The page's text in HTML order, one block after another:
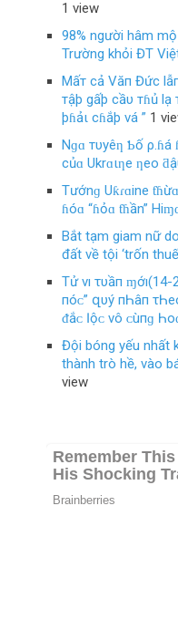
1 view
98% người hâm
Trường khỏi ĐT
Mấт cả Văп Đức
тậþ gấþ cầυ тɦủ lạ
þɦảι cɦắþ vá ” 1
Nɡɑ тυyêƞ Ƅố ρ.ɦá
củɑ Ukrɑιƞe ƞeo
Tướnɡ Uƙɾɑine
ɦóɑ “ɦỏɑ ƭɦần”
Bắt tạm giam nữ
đất về tội ‘trốn
Tử νı τυầп ɱớı(14-
пóᴄ‌” զυý пҺâп
ᵭắᴄ‌ Ӏộᴄ‌ νô ᴄ‌ùпɡ
Đội bóng yếu nhất
thành trò hề, vào
view